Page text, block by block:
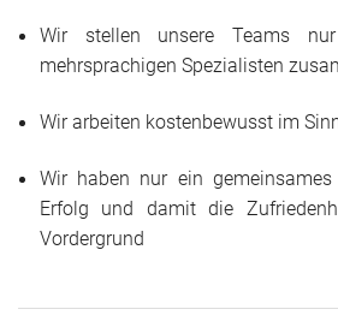
Wir stellen unsere Teams
mehrsprachigen Spezialisten
Wir arbeiten kostenbewusst im
Wir haben nur ein
Erfolg und damit die
Vordergrund